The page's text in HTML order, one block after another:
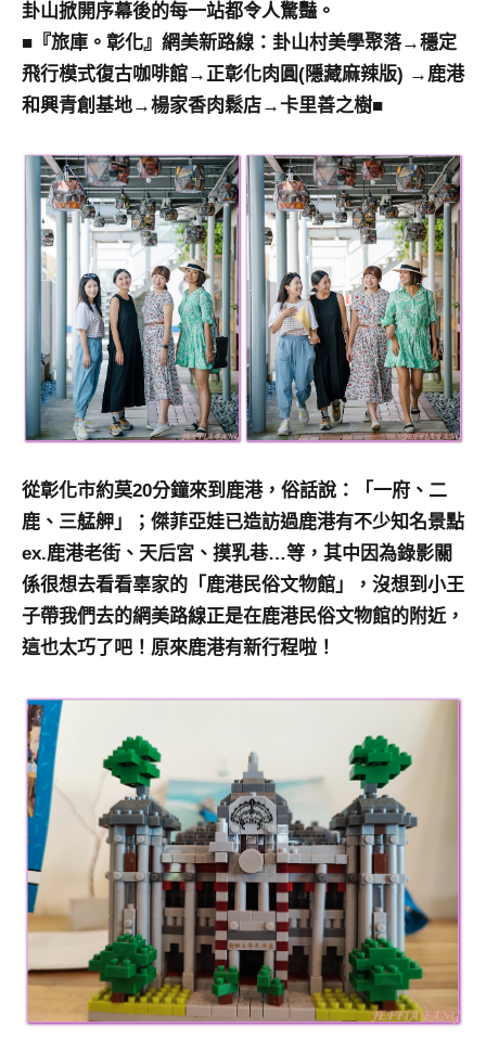
外
景
節
目
者、
各
表
會
活
動
主
持、
企
業
講
座、
部
落
客
及
旅
雜
專
卦山掀開序幕後的每一站都令人驚豔。
■『旅庫。彰化』網美新路線：卦山村美學聚落→穩定
飛行模式復古咖啡館→正彰化肉圓(隱藏麻辣版) →鹿港
和興青創基地→楊家香肉鬆店→卡里善之樹■
從彰化市約莫20分鐘來到鹿港，俗話說：「一府、二
鹿、三艋舺」；傑菲亞娃已造訪過鹿港有不少知名景點
ex.鹿港老街、天后宮、摸乳巷…等，其中因為錄影關
係很想去看看辜家的「鹿港民俗文物館」，沒想到小王
子帶我們去的網美路線正是在鹿港民俗文物館的附近，
這也太巧了吧！原來鹿港有新行程啦！